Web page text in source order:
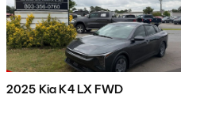
2025 Kia K4 LX FWD